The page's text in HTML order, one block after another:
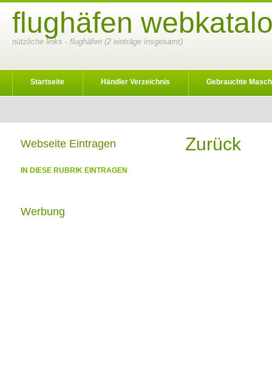
flughäfen
nützliche links - flughäfen (2 einträge insgesamt)
Startseite Händler Verzeichnis Gebrauchte
Zurück
Webseite Eintragen
IN DIESE RUBRIK EINTRAGEN
Werbung